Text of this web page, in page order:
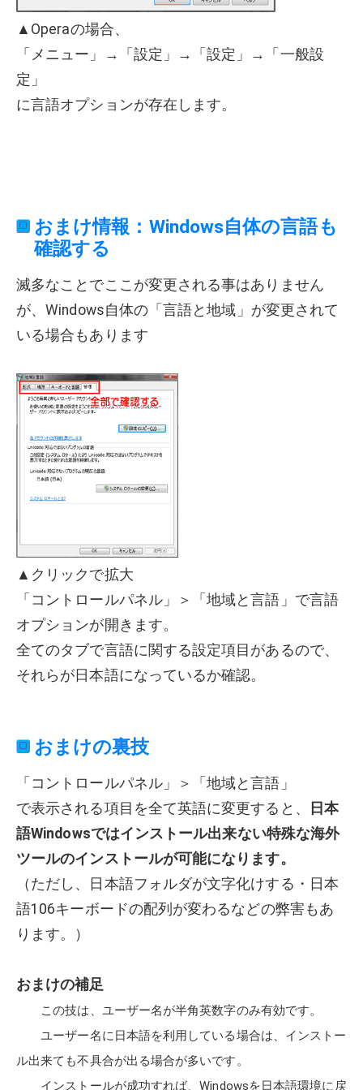
▲Operaの場合、
「メニュー」→「設定」→「設定」→「一般設
定」
に言語オプションが存在します。
おまけ情報：Windows自体の言語も
確認する
滅多なことでここが変更される事はありません
が、Windows自体の「言語と地域」が変更されて
いる場合もあります
▲クリックで拡大
「コントロールパネル」＞「地域と言語」で言語
オプションが開きます。
全てのタブで言語に関する設定項目があるので、
それらが日本語になっているか確認。
おまけの裏技
「コントロールパネル」＞「地域と言語」
で表示される項目を全て英語に変更すると、
日本
語Windowsではインストール出来ない特殊な海外
ツールのインストールが可能になります。
（ただし、日本語フォルダが文字化けする・日本
語106キーボードの配列が変わるなどの弊害もあ
ります。）
おまけの補足
この技は、ユーザー名が半角英数字のみ有効です。
ユーザー名に日本語を利用している場合は、インストー
ル出来ても不具合が出る場合が多いです。
インストールが成功すれば、Windowsを日本語環境に戻